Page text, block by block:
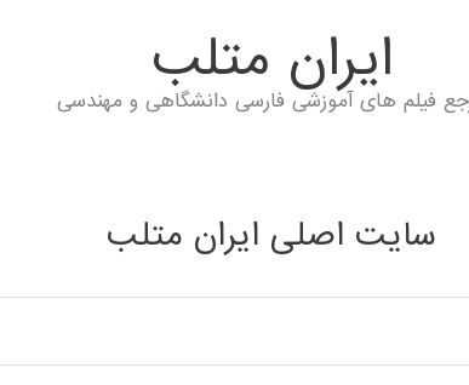
ايران متلب
فیلم های آموزشی فارسی دانشگاهی و مهندسی
سایت اصلی ایران متلب